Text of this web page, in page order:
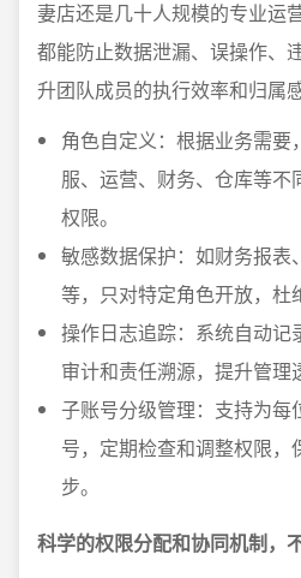
妻店还是几十人规模的专业运
都能防止数据泄漏、误操作、
升团队成员的执行效率和归属感
角色自定义：根据业务需要
服、运营、财务、仓库等
权限。
敏感数据保护：如财务报表
等，只对特定角色开放，杜
操作日志追踪：系统自动记
审计和责任溯源，提升管理
子账号分级管理：支持为每
号，定期检查和调整权限，
步。
科学的权限分配和协同机制，